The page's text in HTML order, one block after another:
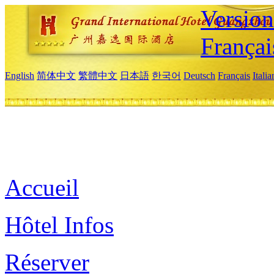
English 简体中文 繁體中文 日本語 한국어 Deutsch Français
Accueil
Hôtel Infos
Réserver